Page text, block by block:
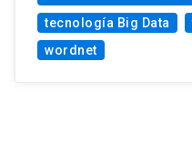
tecnología Big Data
wordnet